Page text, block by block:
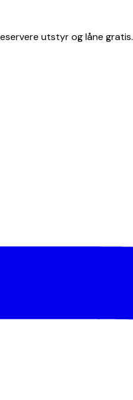
utstyr og låne gratis.